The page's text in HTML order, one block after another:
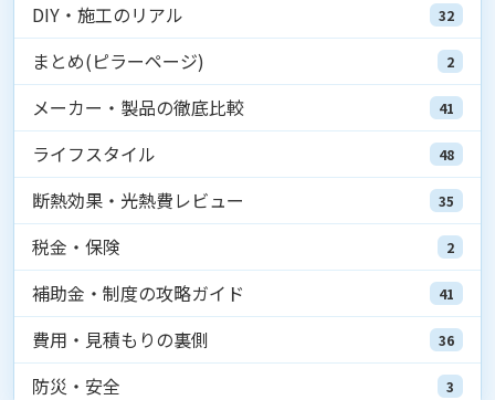
DIY・施工のリアル
32
まとめ(ピラーページ) 2
メーカー・製品の徹底比較 41
ライフスタイル 48
断熱効果・光熱費レビュー 35
税金・保険 2
補助金・制度の攻略ガイド 41
費用・見積もりの裏側 36
防災・安全 3